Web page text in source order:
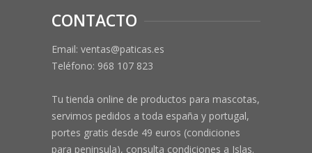
CONTACTO
Email: ventas@paticas.es
Teléfono: 968 107 823
Tu tienda online de productos para mascotas,
servimos pedidos a toda españa y portugal,
portes gratis desde 49 euros (condiciones
para peninsula), consulta condiciones a Islas.